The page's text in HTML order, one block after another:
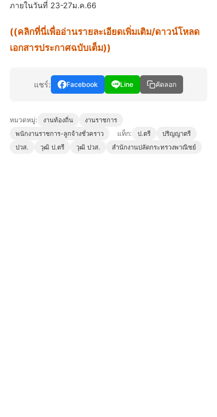
ภายในวันที่ 23-27ม.ค.66
((คลิกที่นี่เพื่ออ่านรายละเอียดเพิ่มเติม/ดาวน์โหลด
เอกสารประกาศฉบับเต็ม))
แชร์: Facebook Line คัดลอก
หมวดหมู่: งานท้องถิ่น
งานราชการ
พนักงานราชการ-ลูกจ้างชั่วคราว
แท็ก: ป.ตรี
ปริญญาตรี
ปวส.
วุฒิ ป.ตรี วุฒิ ปวส. สำนักงานปลัดกระทรวงพาณิชย์